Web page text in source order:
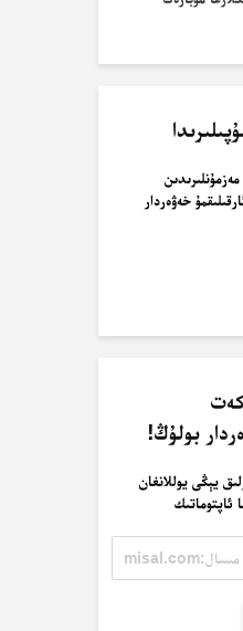
خەۋەردار
بولۇڭ!
يېڭى يوللانغان
ئاپتوماتىك